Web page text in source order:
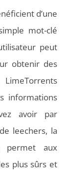
d’une
mot-clé
peut
obtenir des
informations
avoir par
leechers, la
permet aux
plus sûrs et